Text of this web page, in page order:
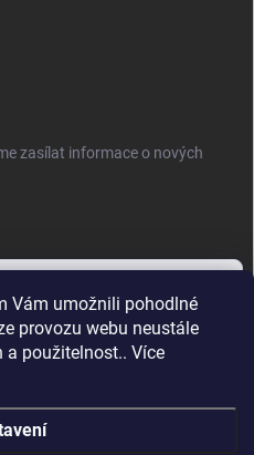
Vám umožnili pohodlné
provozu webu neustále
a použitelnost.. Více
zasílat informace o nových
ochrany osobních údajů